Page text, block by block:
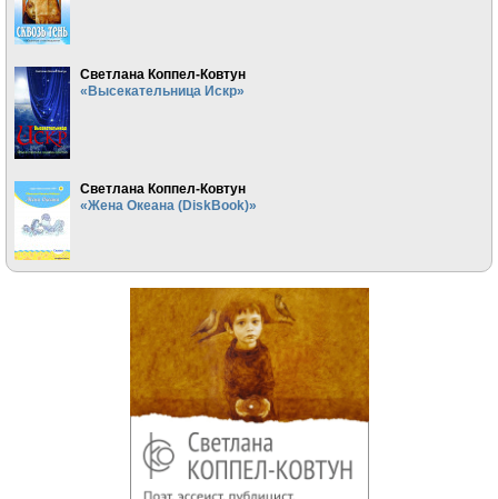
Светлана Коппел-Ковтун
«Высекательница Искр»
Светлана Коппел-Ковтун
«Жена Океана (DiskBook)»